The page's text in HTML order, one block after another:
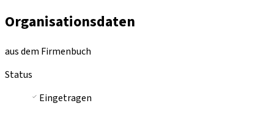
Organisationsdaten
aus dem Firmenbuch
Status
Eingetragen